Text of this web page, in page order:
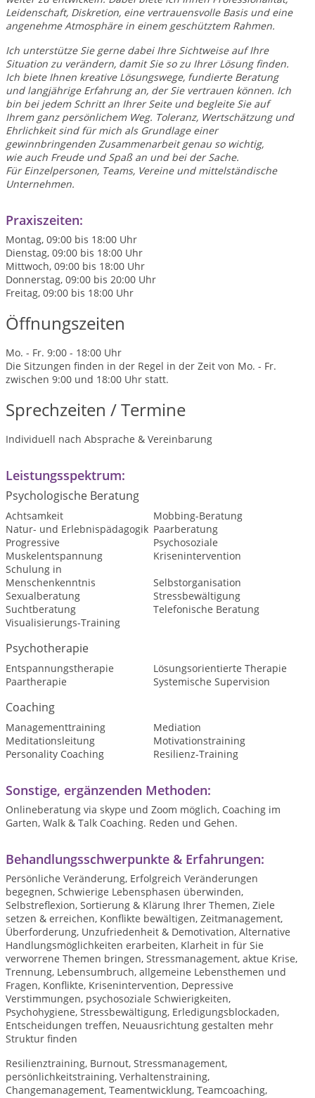
Leidenschaft, Diskretion, eine vertrauensvolle Basis und eine
angenehme Atmosphäre in einem geschütztem Rahmen.
Ich unterstütze Sie gerne dabei Ihre Sichtweise auf Ihre
Situation zu verändern, damit Sie so zu Ihrer Lösung finden.
Ich biete Ihnen kreative Lösungswege, fundierte Beratung
und langjährige Erfahrung an, der Sie vertrauen können. Ich
bin bei jedem Schritt an Ihrer Seite und begleite Sie auf
Ihrem ganz persönlichem Weg. Toleranz, Wertschätzung und
Ehrlichkeit sind für mich als Grundlage einer
gewinnbringenden Zusammenarbeit genau so wichtig,
wie auch Freude und Spaß an und bei der Sache.
Für Einzelpersonen, Teams, Vereine und mittelständische
Unternehmen.
Praxiszeiten:
Montag, 09:00 bis 18:00 Uhr
Dienstag, 09:00 bis 18:00 Uhr
Mittwoch, 09:00 bis 18:00 Uhr
Donnerstag, 09:00 bis 20:00 Uhr
Freitag, 09:00 bis 18:00 Uhr
Öffnungszeiten
Mo. - Fr. 9:00 - 18:00 Uhr
Die Sitzungen finden in der Regel in der Zeit von Mo. - Fr.
zwischen 9:00 und 18:00 Uhr statt.
Sprechzeiten / Termine
Individuell nach Absprache & Vereinbarung
Leistungsspektrum:
Psychologische Beratung
Achtsamkeit
Mobbing-Beratung
Natur- und Erlebnispädagogik Paarberatung
Progressive
Muskelentspannung
Psychosoziale
Krisenintervention
Schulung in
Menschenkenntnis
Selbstorganisation
Sexualberatung
Stressbewältigung
Suchtberatung
Telefonische Beratung
Visualisierungs-Training
Psychotherapie
Entspannungstherapie
Lösungsorientierte Therapie
Paartherapie
Systemische Supervision
Coaching
Managementtraining
Mediation
Meditationsleitung
Motivationstraining
Personality Coaching
Resilienz-Training
Sonstige, ergänzenden Methoden:
Onlineberatung via skype und Zoom möglich, Coaching im
Garten, Walk & Talk Coaching. Reden und Gehen.
Behandlungsschwerpunkte & Erfahrungen:
Persönliche Veränderung, Erfolgreich Veränderungen
begegnen, Schwierige Lebensphasen überwinden,
Selbstreflexion, Sortierung & Klärung Ihrer Themen, Ziele
setzen & erreichen, Konflikte bewältigen, Zeitmanagement,
Überforderung, Unzufriedenheit & Demotivation, Alternative
Handlungsmöglichkeiten erarbeiten, Klarheit in für Sie
verworrene Themen bringen, Stressmanagement, aktue Krise,
Trennung, Lebensumbruch, allgemeine Lebensthemen und
Fragen, Konflikte, Krisenintervention, Depressive
Verstimmungen, psychosoziale Schwierigkeiten,
Psychohygiene, Stressbewältigung, Erledigungsblockaden,
Entscheidungen treffen, Neuausrichtung gestalten mehr
Struktur finden
Resilienztraining, Burnout, Stressmanagement,
persönlichkeitstraining, Verhaltenstraining,
Changemanagement, Teamentwicklung, Teamcoaching,